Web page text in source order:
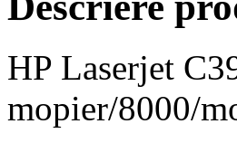
HP Laserjet
mopier/8000/